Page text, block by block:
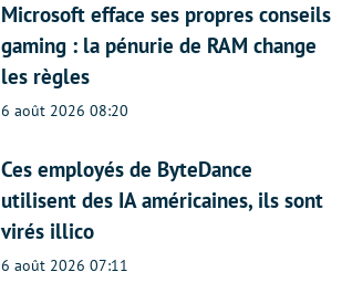
Microsoft efface ses propres conseils
gaming : la pénurie de RAM change
les règles
6 août 2026 08:20
Ces employés de ByteDance
utilisent des IA américaines, ils sont
virés illico
6 août 2026 07:11